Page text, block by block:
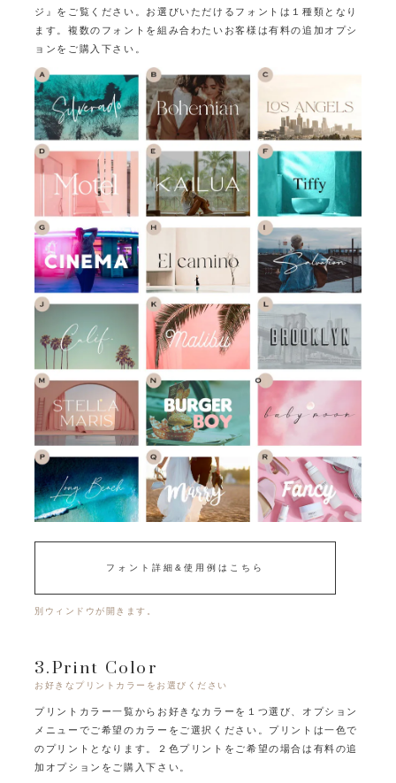
ジ』をご覧ください。 お選びいただけるフォントは１種類となり
ます。 複数のフォントを組み合わたいお客様は有料の追加オプシ
ョンをご購入下さい。
フォント詳細&使用例はこちら
別ウィンドウが開きます。
3.Print Color
お好きなプリントカラーをお選びください
プリントカラー一覧からお好きなカラーを１つ選び、オプション
メニューでご希望のカラーをご選択ください。 プリントは一色で
のプリントとなります。
２色プリントをご希望の場合は有料の追
加オプションをご購入下さい。